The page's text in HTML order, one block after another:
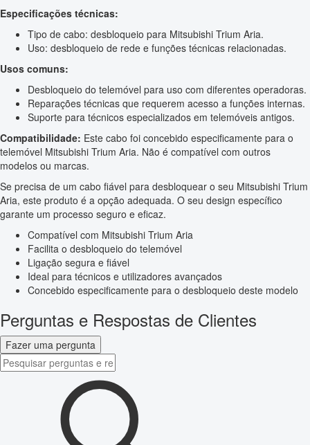
Especificações técnicas:
Tipo de cabo: desbloqueio para Mitsubishi Trium Aria.
Uso: desbloqueio de rede e funções técnicas relacionadas.
Usos comuns:
Desbloqueio do telemóvel para uso com diferentes operadoras.
Reparações técnicas que requerem acesso a funções internas.
Suporte para técnicos especializados em telemóveis antigos.
Compatibilidade: Este cabo foi concebido especificamente para o
telemóvel Mitsubishi Trium Aria. Não é compatível com outros
modelos ou marcas.
Se precisa de um cabo fiável para desbloquear o seu Mitsubishi Trium
Aria, este produto é a opção adequada. O seu design específico
garante um processo seguro e eficaz.
Compatível com Mitsubishi Trium Aria
Facilita o desbloqueio do telemóvel
Ligação segura e fiável
Ideal para técnicos e utilizadores avançados
Concebido especificamente para o desbloqueio deste modelo
Perguntas e Respostas de Clientes
Fazer uma pergunta